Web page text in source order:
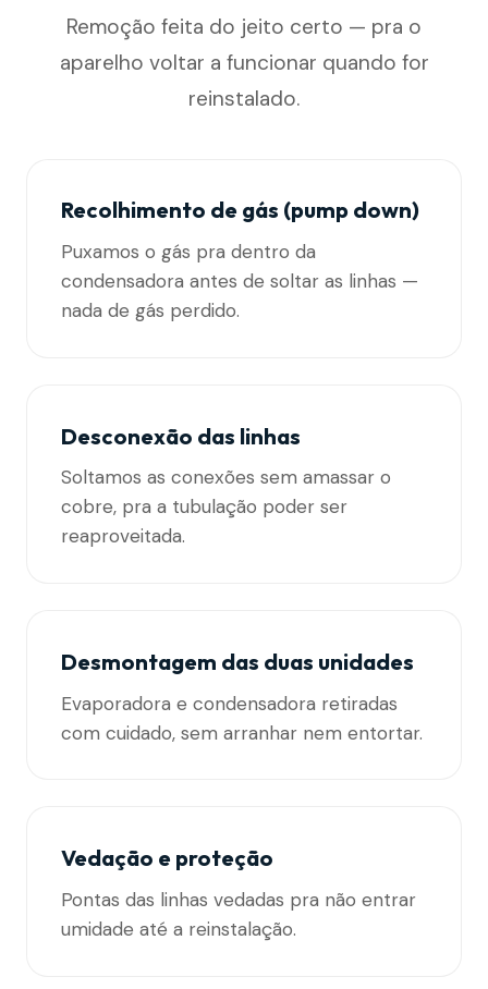
Remoção feita do jeito certo — pra o
aparelho voltar a funcionar quando for
reinstalado.
Recolhimento de gás (pump down)
Puxamos o gás pra dentro da
condensadora antes de soltar as linhas —
nada de gás perdido.
Desconexão das linhas
Soltamos as conexões sem amassar o
cobre, pra a tubulação poder ser
reaproveitada.
Desmontagem das duas unidades
Evaporadora e condensadora retiradas
com cuidado, sem arranhar nem entortar.
Vedação e proteção
Pontas das linhas vedadas pra não entrar
umidade até a reinstalação.